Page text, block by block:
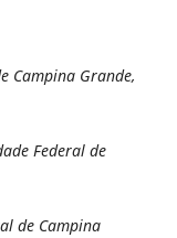
Campina Grande,
Federal de
de Campina